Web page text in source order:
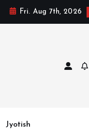
Fri. Aug 7th, 2026
Jyotish